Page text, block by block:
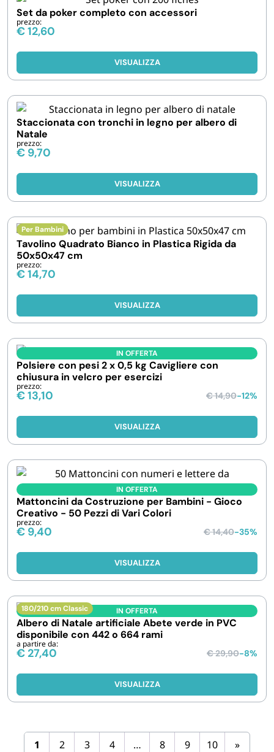
Set da poker completo con accessori
prezzo:
€12,60
VISUALIZZA
Staccionata con tronchi in legno per albero di
Natale
prezzo:
€ 9,70
VISUALIZZA
Per Bambini
Tavolino Quadrato Bianco in Plastica Rigida da
50x50x47 cm
prezzo:
€14,70
VISUALIZZA
IN OFFERTA
Polsiere con pesi 2 x 0,5 kg Cavigliere con
chiusura in velcro per esercizi
prezzo:
€13,10 €14,90-12%
VISUALIZZA
IN OFFERTA
Mattoncini da Costruzione per Bambini - Gioco
Creativo - 50 Pezzi di Vari Colori
prezzo:
€ 9,40 €14,40-35%
VISUALIZZA
IN OFFERTA
180/210 cm Classic
Albero di Natale artificiale Abete verde in PVC
disponibile con 442 o 664 rami
a partire da:
€ 27,40 €29,90-8%
VISUALIZZA
1 2 3 4 … 8 9 10 »